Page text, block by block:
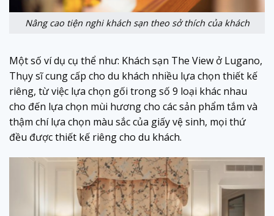
Nâng cao tiện nghi khách sạn theo sở thích của khách
Một số ví dụ cụ thể như: Khách sạn The View ở Lugano,
Thụy sĩ cung cấp cho du khách nhiều lựa chọn thiết kế
riêng, từ việc lựa chọn gối trong số 9 loại khác nhau
cho đến lựa chọn mùi hương cho các sản phẩm tắm và
thậm chí lựa chọn màu sắc của giấy vệ sinh, mọi thứ
đều được thiết kế riêng cho du khách.